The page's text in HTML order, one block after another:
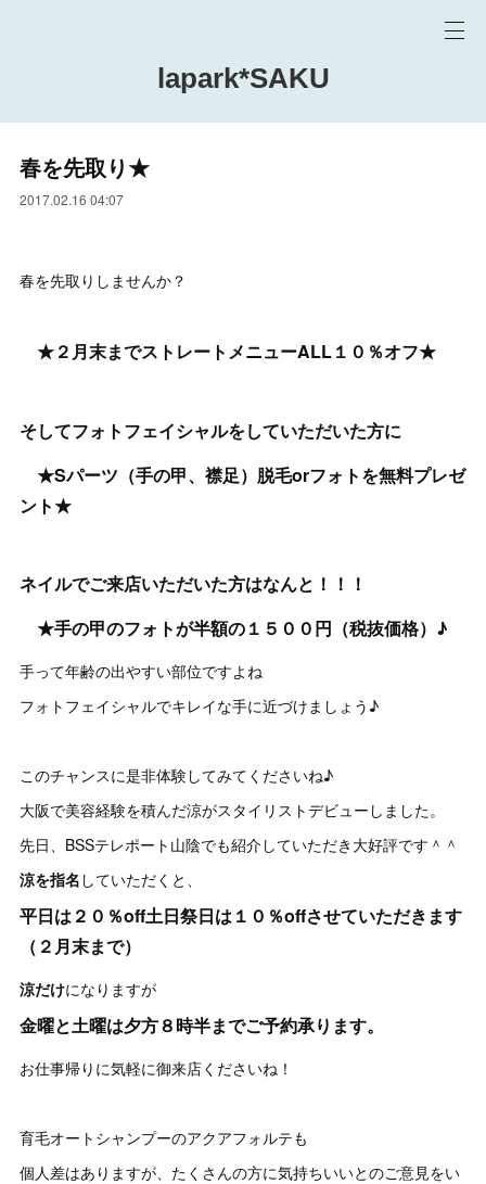
lapark*SAKU
春を先取り★
2017.02.16 04:07
春を先取りしませんか？
★２月末までストレートメニューALL１０％オフ★
そしてフォトフェイシャルをしていただいた方に
★Sパーツ（手の甲、襟足）脱毛orフォトを無料プレゼ
ント★
ネイルでご来店いただいた方はなんと！！！
★手の甲のフォトが半額の１５００円（税抜価格）♪
手って年齢の出やすい部位ですよね
フォトフェイシャルでキレイな手に近づけましょう♪
このチャンスに是非体験してみてくださいね♪
大阪で美容経験を積んだ涼がスタイリストデビューしました。
先日、BSSテレポート山陰でも紹介していただき大好評です＾＾
涼を指名 していただくと、
平日は２０％off土日祭日は１０％offさせていただきます
（２月末まで）
涼だけになりますが
金曜と土曜は夕方８時半までご予約承ります。
お仕事帰りに気軽に御来店くださいね！
育毛オートシャンプーのアクアフォルテも
個人差はありますが、たくさんの方に気持ちいいとのご意見をい